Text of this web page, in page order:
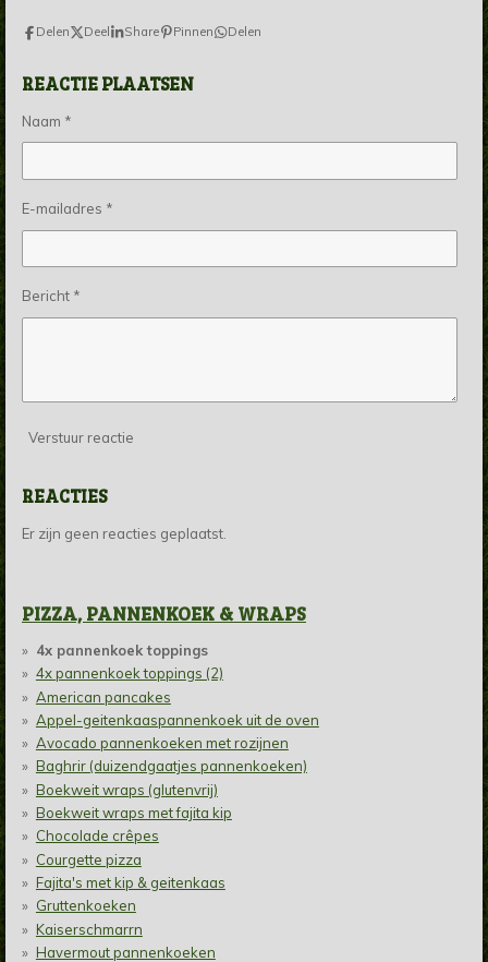
Delen Deel Share Pinnen Delen
REACTIE PLAATSEN
Naam *
E-mailadres *
Bericht *
Verstuur reactie
REACTIES
Er zijn geen reacties geplaatst.
PIZZA, PANNENKOEK & WRAPS
4x pannenkoek toppings
4x pannenkoek toppings (2)
American pancakes
Appel-geitenkaaspannenkoek uit de oven
Avocado pannenkoeken met rozijnen
Baghrir (duizendgaatjes pannenkoeken)
Boekweit wraps (glutenvrij)
Boekweit wraps met fajita kip
Chocolade crêpes
Courgette pizza
Fajita's met kip & geitenkaas
Gruttenkoeken
Kaiserschmarrn
Havermout pannenkoeken